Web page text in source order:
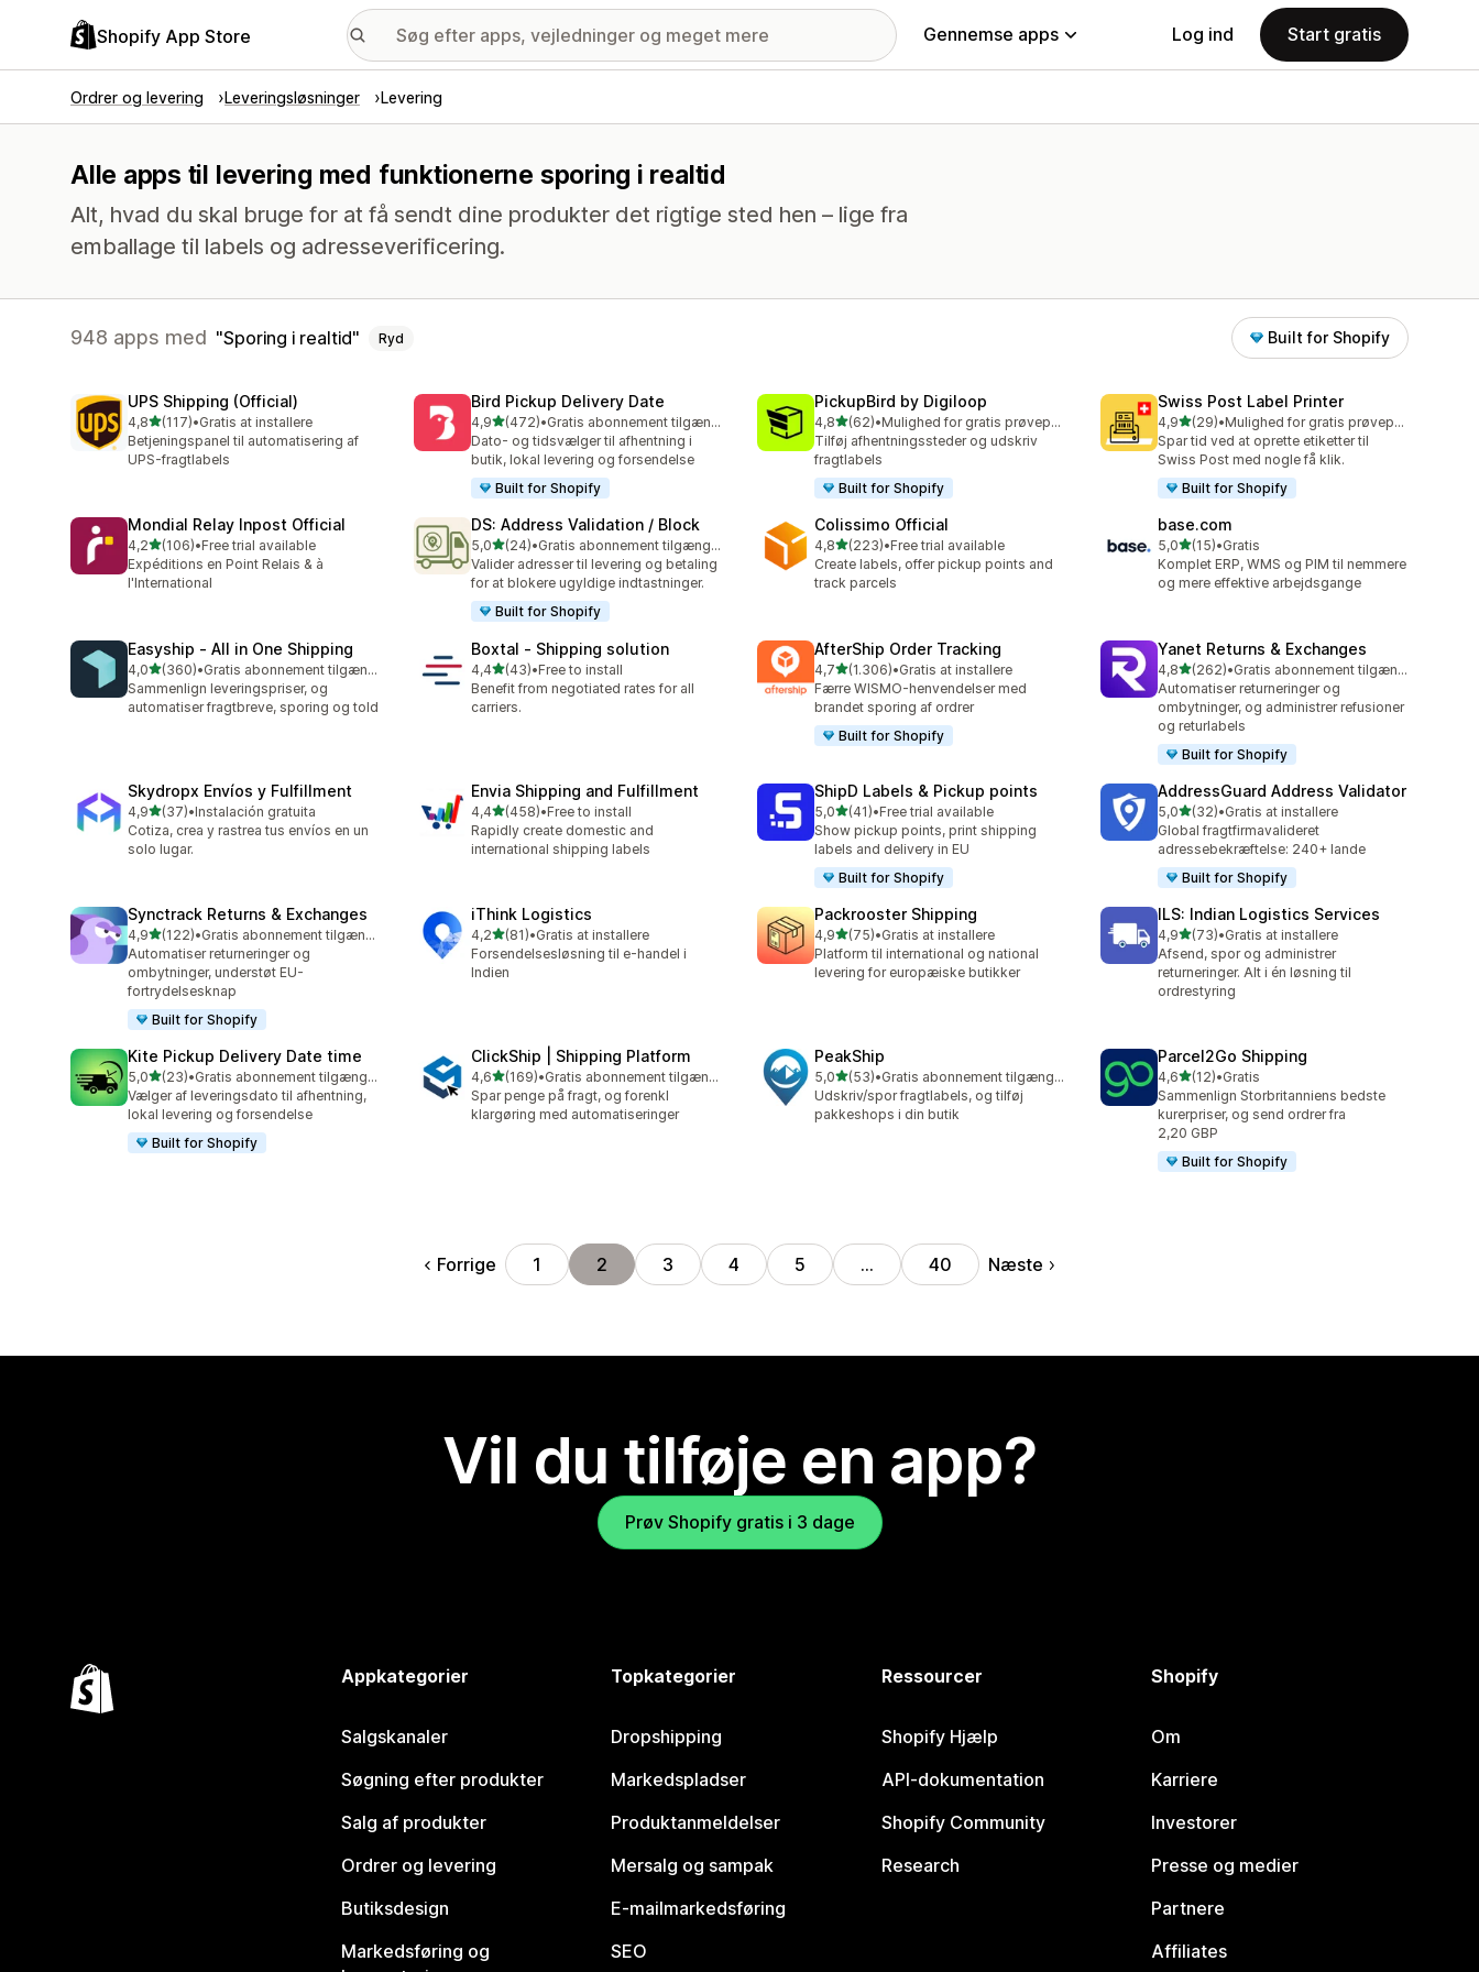
Shopify App Store Gennemse apps Log ind Start gratis
Ordrer og levering Leveringsløsninger Levering
Alle apps til levering med funktionerne sporing i realtid
Alt, hvad du skal bruge for at få sendt dine produkter det rigtige sted hen – lige fra
emballage til labels og adresseverificering.
948 apps med Sporing i realtid Ryd Built for Shopify
UPS Shipping (Official)
4,8ud af 5 stjerner
(117)
117 anmeldelser i alt
•Gratis at installere
Betjeningspanel til automatisering af
UPS-fragtlabels
Bird Pickup Delivery Date
4,9ud af 5 stjerner
(472)
472 anmeldelser i alt
•
Gratis abonnement tilgængeligt
Dato- og tidsvælger til afhentning i
butik, lokal levering og forsendelse
Built for Shopify
PickupBird by Digiloop
4,8ud af 5 stjerner
(62)
62 anmeldelser i alt
•
Mulighed for gratis prøveperiode
Tilføj afhentningssteder og udskriv
fragtlabels
Built for Shopify
Swiss Post Label Printer
4,9ud af 5 stjerner
(29)
29 anmeldelser i alt
•
Mulighed for gratis prøveperiode
Spar tid ved at oprette etiketter til
Swiss Post med nogle få klik.
Built for Shopify
Mondial Relay Inpost Official
4,2ud af 5 stjerner
(106)
106 anmeldelser i alt
•Free trial available
Expéditions en Point Relais & à
l'International
DS: Address Validation / Block
5,0ud af 5 stjerner
(24)
24 anmeldelser i alt
•
Gratis abonnement tilgængeligt
Valider adresser til levering og betaling
for at blokere ugyldige indtastninger.
Built for Shopify
Colissimo Official
4,8ud af 5 stjerner
(223)
223 anmeldelser i alt
•Free trial available
Create labels, offer pickup points and
track parcels
base.com
5,0ud af 5 stjerner
(15)
15 anmeldelser i alt
•Gratis
Komplet ERP, WMS og PIM til nemmere
og mere effektive arbejdsgange
Easyship ‑ All in One Shipping
4,0ud af 5 stjerner
(360)
360 anmeldelser i alt
•
Gratis abonnement tilgængeligt
Sammenlign leveringspriser, og
automatiser fragtbreve, sporing og told
Boxtal ‑ Shipping solution
4,4ud af 5 stjerner
(43)
43 anmeldelser i alt
•Free to install
Benefit from negotiated rates for all
carriers.
AfterShip Order Tracking
4,7ud af 5 stjerner
(1.306)
1306 anmeldelser i alt
•Gratis at installere
Færre WISMO-henvendelser med
brandet sporing af ordrer
Built for Shopify
Yanet Returns & Exchanges
4,8ud af 5 stjerner
(262)
262 anmeldelser i alt
•
Gratis abonnement tilgængeligt
Automatiser returneringer og
ombytninger, og administrer refusioner
og returlabels
Built for Shopify
Skydropx Envíos y Fulfillment
4,9ud af 5 stjerner
(37)
37 anmeldelser i alt
•Instalación gratuita
Cotiza, crea y rastrea tus envíos en un
solo lugar.
Envia Shipping and Fulfillment
4,4ud af 5 stjerner
(458)
458 anmeldelser i alt
•Free to install
Rapidly create domestic and
international shipping labels
ShipD Labels & Pickup points
5,0ud af 5 stjerner
(41)
41 anmeldelser i alt
•Free trial available
Show pickup points, print shipping
labels and delivery in EU
Built for Shopify
AddressGuard Address Validator
5,0ud af 5 stjerner
(32)
32 anmeldelser i alt
•Gratis at installere
Global fragtfirmavalideret
adressebekræftelse: 240+ lande
Built for Shopify
Synctrack Returns & Exchanges
4,9ud af 5 stjerner
(122)
122 anmeldelser i alt
•
Gratis abonnement tilgængeligt
Automatiser returneringer og
ombytninger, understøt EU-
fortrydelsesknap
Built for Shopify
iThink Logistics
4,2ud af 5 stjerner
(81)
81 anmeldelser i alt
•Gratis at installere
Forsendelsesløsning til e-handel i
Indien
Packrooster Shipping
4,9ud af 5 stjerner
(75)
75 anmeldelser i alt
•Gratis at installere
Platform til international og national
levering for europæiske butikker
ILS: Indian Logistics Services
4,9ud af 5 stjerner
(73)
73 anmeldelser i alt
•Gratis at installere
Afsend, spor og administrer
returneringer. Alt i én løsning til
ordrestyring
Kite Pickup Delivery Date time
5,0ud af 5 stjerner
(23)
23 anmeldelser i alt
•
Gratis abonnement tilgængeligt
Vælger af leveringsdato til afhentning,
lokal levering og forsendelse
Built for Shopify
ClickShip | Shipping Platform
4,6ud af 5 stjerner
(169)
169 anmeldelser i alt
•
Gratis abonnement tilgængeligt
Spar penge på fragt, og forenkl
klargøring med automatiseringer
PeakShip
5,0ud af 5 stjerner
(53)
53 anmeldelser i alt
•
Gratis abonnement tilgængeligt
Udskriv/spor fragtlabels, og tilføj
pakkeshops i din butik
Parcel2Go Shipping
4,6ud af 5 stjerner
(12)
12 anmeldelser i alt
•Gratis
Sammenlign Storbritanniens bedste
kurerpriser, og send ordrer fra
2,20 GBP
Built for Shopify
Forrige 1 2 3 4 5 … 40 Næste
Vil du tilføje en app?
Prøv Shopify gratis i 3 dage
Appkategorier
Salgskanaler
Søgning efter produkter
Salg af produkter
Ordrer og levering
Butiksdesign
Markedsføring og
Topkategorier
Dropshipping
Markedspladser
Produktanmeldelser
Mersalg og sampak
E-mailmarkedsføring
SEO
Ressourcer
Shopify Hjælp
API-dokumentation
Shopify Community
Research
Shopify
Om
Karriere
Investorer
Presse og medier
Partnere
Affiliates